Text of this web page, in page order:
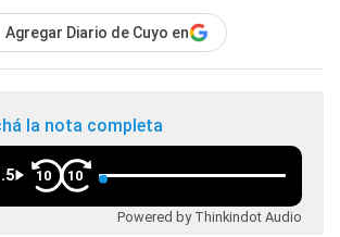
Agregar Diario de Cuyo en
la nota completa
10 10
Powered by Thinkindot Audio